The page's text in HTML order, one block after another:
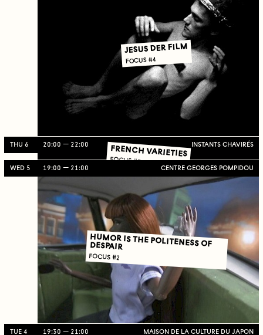
JESUS DER FILM
FOCUS #4
THU 6 20:00 22:00 INSTANTS CHAVIRÉS
FRENCH VARIETIES
FOCUS #3
WED 5 19:00 21:00 CENTRE GEORGES POMPIDOU
HUMOR IS THE POLITENESS OF DESPAIR
FOCUS #2
TUE 4 19:30 21:00 MAISON DE LA CULTURE DU JAPON